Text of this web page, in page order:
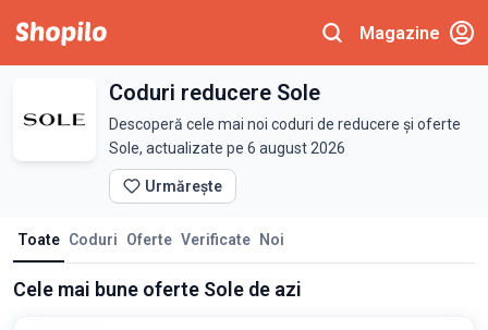
Magazine
Coduri reducere Sole
Descoperă cele mai noi coduri de reducere și oferte
Sole, actualizate pe 6 august 2026
Urmărește
Toate Coduri Oferte Verificate Noi
Cele mai bune oferte Sole de azi